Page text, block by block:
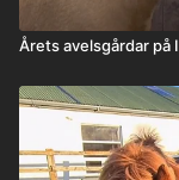
Årets avelsgårdar på